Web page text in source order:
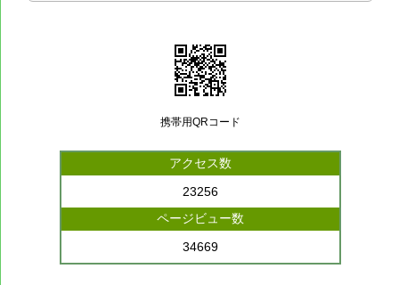
携帯用QRコード
アクセス数
23256
ページビュー数
34669